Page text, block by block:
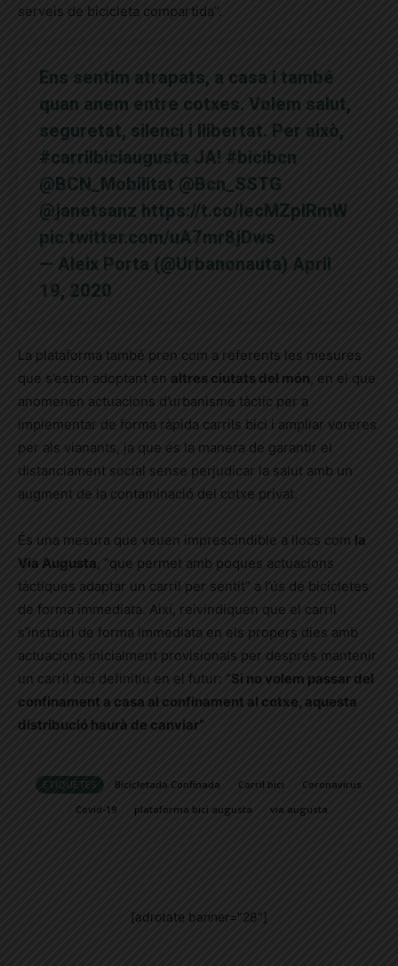
serveis de bicicleta compartida”.
Ens sentim atrapats, a casa i també
quan anem entre cotxes. Volem salut,
seguretat, silenci i llibertat. Per això,
#carrilbiciaugusta JA! #bicibcn
@BCN_Mobilitat @Bcn_SSTG
@janetsanz https://t.co/IecMZpIRmW
pic.twitter.com/uA7mr8jDws
— Aleix Porta (@Urbanonauta) April
19, 2020
La plataforma també pren com a referents les mesures
que s’estan adoptant en altres ciutats del món , en el que
anomenen actuacions d’urbanisme tàctic per a
implementar de forma ràpida carrils bici i ampliar voreres
per als vianants, ja que és la manera de garantir el
distanciament social sense perjudicar la salut amb un
augment de la contaminació del cotxe privat.
És una mesura que veuen imprescindible a llocs com la
Via Augusta , “que permet amb poques actuacions
tàctiques adaptar un carril per sentit” a l’ús de bicicletes
de forma immediata. Així, reivindiquen que el carril
s’instauri de forma immediata en els propers dies amb
actuacions inicialment provisionals per després mantenir
un carril bici definitiu en el futur: “Si no volem passar del
confinament a casa al confinament al cotxe, aquesta
distribució haurà de canviar”
ETIQUETES Bicicletada Confinada Carril bici
Coronavirus
Covid-19
plataforma bici augusta via augusta
[adrotate banner="28"]